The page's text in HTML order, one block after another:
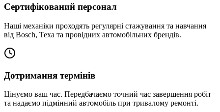
Сертифікований персонал
Наші механіки проходять регулярні стажування та навчання
від Bosch, Texa та провідних автомобільних брендів.
Дотримання термінів
Цінуємо ваш час. Передбачаємо точний час завершення робіт
та надаємо підмінний автомобіль при тривалому ремонті.